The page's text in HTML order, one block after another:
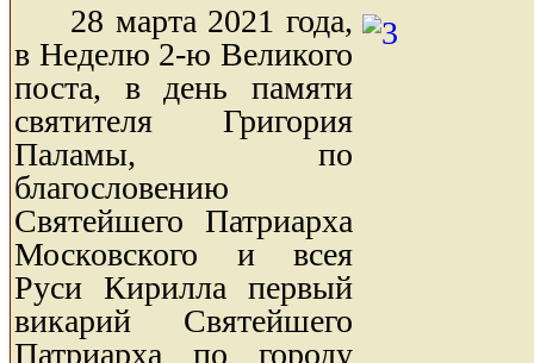
28 марта 2021 года,
в Неделю 2-ю Великого
поста, в день памяти
святителя Григория
Паламы, по
благословению
Святейшего Патриарха
Московского и всея
Руси Кирилла первый
викарий Святейшего
Патриарха по городу